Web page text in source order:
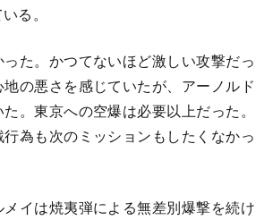
る。
った。かつてないほど激しい攻撃だっ
の悪さを感じていたが、アーノルド
。東京への空爆は必要以上だった。
為も次のミッションもしたくなかっ
イは焼夷弾による無差別爆撃を続け